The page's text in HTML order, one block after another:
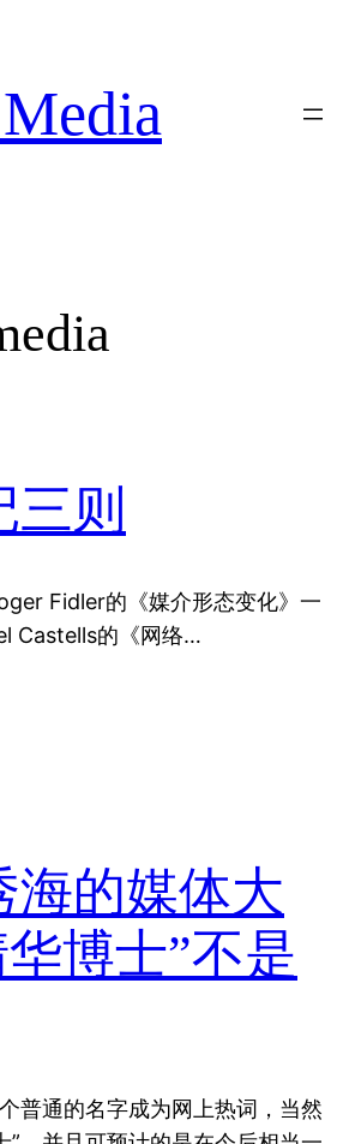
三则
Fidler的《媒介形态变化》一
Castells的《网络…
海的媒体大
华博士”不是
普通的名字成为网上热词，当然